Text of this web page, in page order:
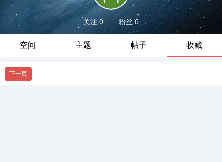
关注 0 | 粉丝 0
空间 主题 帖子 收藏
下一页